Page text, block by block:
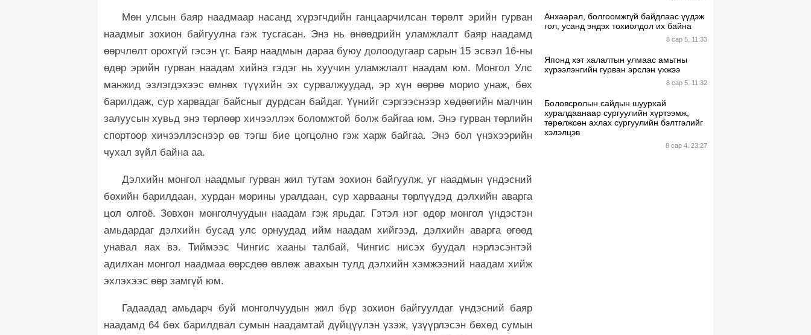
Мөн улсын баяр наадмаар насанд хүрэгчдийн ганцаарчилсан төрөлт эрийн гурван
наадмыг зохион байгуулна гэж тусгасан. Энэ нь өнөөдрийн уламжлалт баяр наадамд
өөрчлөлт орохгүй гэсэн үг. Баяр наадмын дараа буюу долоодугаар сарын 15 эсвэл 16-ны
өдөр эрийн гурван наадам хийнэ гэдэг нь хуучин уламжлалт наадам юм. Монгол Улс
манжид эзлэгдэхээс өмнөх түүхийн эх сурвалжуудад, эр хүн өөрөө морио унаж, бөх
барилдаж, сур харвадаг байсныг дурдсан байдаг. Үүнийг сэргээснээр хөдөөгийн малчин
залуусын хувьд энэ төрлөөр хичээллэх боломжтой болж байгаа юм. Энэ гурван төрлийн
спортоор хичээллэснээр өв тэгш бие цогцолно гэж харж байгаа. Энэ бол үнэхээрийн
чухал зүйл байна аа.
Дэлхийн монгол наадмыг гурван жил тутам зохион байгуулж, уг наадмын үндэсний
бөхийн барилдаан, хурдан морины уралдаан, сур харвааны төрлүүдэд дэлхийн аварга
цол олгоё. Зөвхөн монголчуудын наадам гэж ярьдаг. Гэтэл нэг өдөр монгол үндэстэн
амьдардаг дэлхийн бусад улс орнуудад ийм наадам хийгээд, дэлхийн аварга өгөөд
унавал яах вэ. Тиймээс Чингис хааны талбай, Чингис нисэх буудал нэрлэсэнтэй
адилхан монгол наадмаа өөрсдөө өвлөж авахын тулд дэлхийн хэмжээний наадам хийж
эхлэхээс өөр замгүй юм.
Гадаадад амьдарч буй монголчуудын жил бүр зохион байгуулдаг үндэсний баяр
наадамд 64 бөх барилдвал сумын наадамтай дүйцүүлэн үзэж, үзүүрлэсэн бөхөд сумын
Анхаарал, болгоомжгүй байдлаас үүдэж
гол, усанд эндэх тохиолдол их байна
8 сар 5. 11:33
Японд хэт халалтын улмаас амьтны
хүрээлэнгийн гурван эрслэн үхжээ
8 сар 5. 11:32
Боловсролын сайдын шуурхай
хуралдаанаар сургуулийн хүртээмж,
төрөлжсөн ахлах сургуулийн бэлтгэлийг
хэлэлцэв
8 сар 4. 23:27